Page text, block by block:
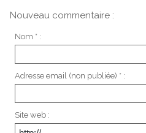
Nouveau commentaire :
Nom * :
Adresse email (non publiée) * :
Site web :